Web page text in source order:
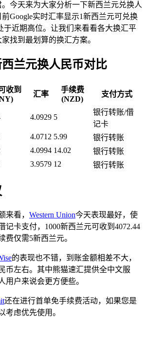
今天来为大家分析一下新西兰元兑换人
Google实时汇率显示1新西兰元可兑换
于近期高位。让我们来看看各大换汇平
找到最划算的换汇方案。
兰元换人民币对比
收到
汇率
手续费
(NZD)
支付方式
4.0929 5
银行转账/借
记卡
4.0712 5.99
银行转账
4.0994 14.02
银行转账
3.9579 12 银行转账
来看， Western Union今天表现最好，使
记卡支付，1000新西兰元可收到4072.44
费仅需5新西兰元。
的表现也不错，到账金额相差不大，
币左右。其中熊猫速汇提供全中文服
用户来说会更方便些。
还在进行首单免手续费活动，如果您是
考虑优先使用。